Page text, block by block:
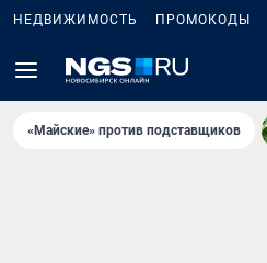
НЕДВИЖИМОСТЬ ПРОМОКОДЫ
«Майские» против подставщиков